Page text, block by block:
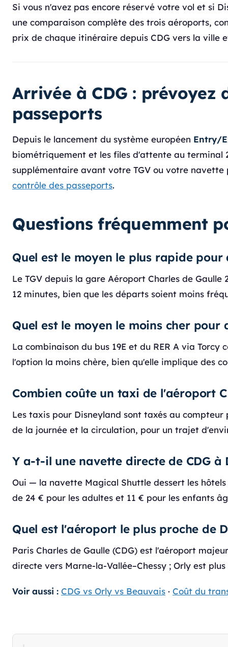
Si vous n'avez pas encore réservé votre vol et si
une comparaison complète des trois aéroports,
prix de chaque itinéraire depuis CDG vers la ville
Arrivée à CDG :
passeports
Depuis le lancement du système européen Entry/
biométriquement et les files d'attente au terminal
supplémentaire avant votre TGV ou votre
contrôle des passeports.
Questions fréquemment
Quel est le moyen le plus rapide
Le TGV depuis la gare Aéroport Charles de
12 minutes, bien que les départs soient moins
Quel est le moyen le moins cher pour
La combinaison du bus 19E et du RER A via
l'option la moins chère, bien qu'elle implique des
Combien coûte un taxi de l'aéroport
Les taxis pour Disneyland sont taxés au
de la journée et la circulation, pour un trajet
Y a-t-il une navette directe de CDG à
Oui — la navette Magical Shuttle dessert les
de 24 € pour les adultes et 11 € pour les enfants
Quel est l'aéroport le plus proche de
Paris Charles de Gaulle (CDG) est l'aéroport
directe vers Marne-la-Vallée–Chessy ; Orly est
Voir aussi : CDG vs Orly vs Beauvais · Coût du